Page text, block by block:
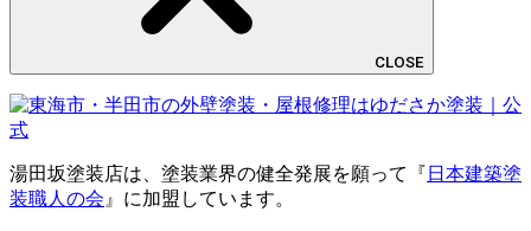
CLOSE
湯田坂塗装店は、塗装業界の健全発展を願って『 日本建築塗
装職人の会 』に加盟しています。